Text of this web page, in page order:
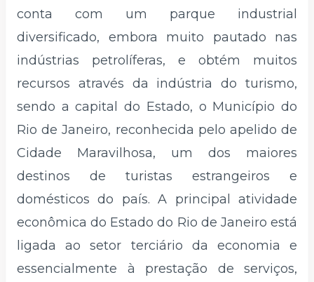
conta com um parque industrial
diversificado, embora muito pautado nas
indústrias petrolíferas, e obtém muitos
recursos através da indústria do turismo,
sendo a capital do Estado, o Município do
Rio de Janeiro, reconhecida pelo apelido de
Cidade Maravilhosa, um dos maiores
destinos de turistas estrangeiros e
domésticos do país. A principal atividade
econômica do Estado do Rio de Janeiro está
ligada ao setor terciário da economia e
essencialmente à prestação de serviços,